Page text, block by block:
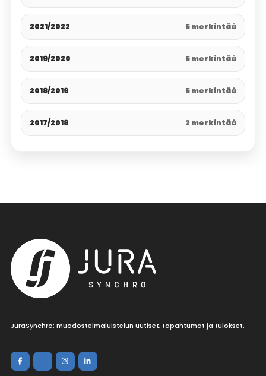
2021/2022 5 merkintää
2019/2020 5 merkintää
2018/2019 5 merkintää
2017/2018 2 merkintää
JuraSynchro: muodostelmaluistelun uutiset, tapahtumat ja tulokset.